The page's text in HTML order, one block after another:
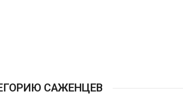
САЖЕНЦЕВ